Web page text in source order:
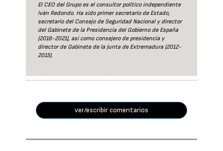
El CEO del Grupo es el consultor político independiente
Iván Redondo. Ha sido primer secretario de Estado,
secretario del Consejo de Seguridad Nacional y director
del Gabinete de la Presidencia del Gobierno de España
(2018-2021), así como consejero de presidencia y
director de Gabinete de la Junta de Extremadura (2012-
2015).
ver/escribir comentarios